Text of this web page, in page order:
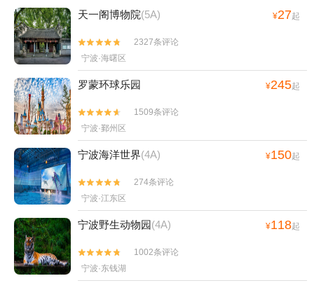
天一阁博物院(5A) ¥27起


2327条评论
宁波·海曙区
罗蒙环球乐园 ¥245起


1509条评论
宁波·鄞州区
宁波海洋世界(4A) ¥150起


274条评论
宁波·江东区
宁波野生动物园(4A) ¥118起


1002条评论
宁波·东钱湖